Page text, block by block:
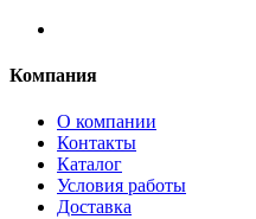
Компания
О компании
Контакты
Каталог
Условия работы
Доставка